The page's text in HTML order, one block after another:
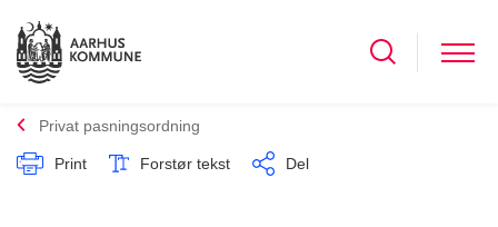
Privat pasningsordning
Print Forstør tekst Del